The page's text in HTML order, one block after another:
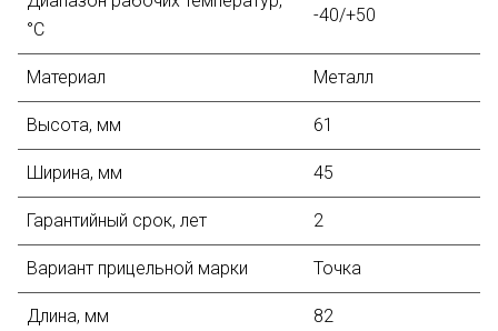
°C
-40/+50
Материал Металл
Высота, мм 61
Ширина, мм 45
Гарантийный срок, лет 2
Вариант прицельной марки Точка
Длина, мм 82